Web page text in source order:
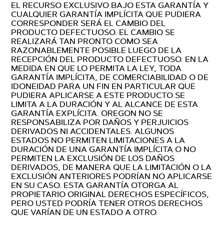
EL RECURSO EXCLUSIVO BAJO ESTA GARANTÍA Y
CUALQUIER GARANTÍA IMPLÍCITA QUE PUDIERA
CORRESPONDER SERÁ EL CAMBIO DEL
PRODUCTO DEFECTUOSO. EL CAMBIO SE
REALIZARÁ TAN PRONTO COMO SEA
RAZONABLEMENTE POSIBLE LUEGO DE LA
RECEPCIÓN DEL PRODUCTO DEFECTUOSO. EN LA
MEDIDA EN QUE LO PERMITA LA LEY, TODA
GARANTÍA IMPLÍCITA, DE COMERCIABILIDAD O DE
IDONEIDAD PARA UN FIN EN PARTICULAR QUE
PUDIERA APLICARSE A ESTE PRODUCTO SE
LIMITA A LA DURACIÓN Y AL ALCANCE DE ESTA
GARANTÍA EXPLÍCITA. OREGON NO SE
RESPONSABILIZA POR DAÑOS Y PERJUICIOS
DERIVADOS NI ACCIDENTALES. ALGUNOS
ESTADOS NO PERMITEN LIMITACIONES A LA
DURACIÓN DE UNA GARANTÍA IMPLÍCITA O NO
PERMITEN LA EXCLUSIÓN DE LOS DAÑOS
DERIVADOS, DE MANERA QUE LA LIMITACIÓN O LA
EXCLUSIÓN ANTERIORES PODRÍAN NO APLICARSE
EN SU CASO. ESTA GARANTÍA OTORGA AL
PROPIETARIO ORIGINAL DERECHOS ESPECÍFICOS,
PERO USTED PODRÍA TENER OTROS DERECHOS
QUE VARÍAN DE UN ESTADO A OTRO.